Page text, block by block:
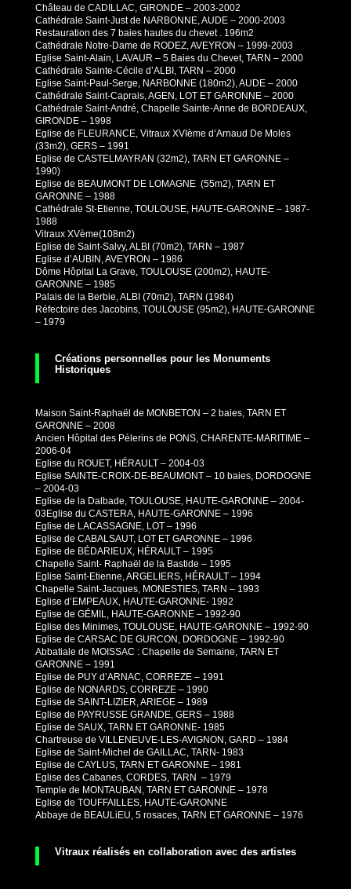
Château de CADILLAC, GIRONDE – 2003-2002
Cathédrale Saint-Just de NARBONNE, AUDE – 2000-2003
Restauration des 7 baies hautes du chevet . 196m2
Cathédrale Notre-Dame de RODEZ, AVEYRON – 1999-2003
Eglise Saint-Alain, LAVAUR – 5 Baies du Chevet, TARN – 2000
Cathédrale Sainte-Cécile d’ALBI, TARN – 2000
Eglise Saint-Paul-Serge, NARBONNE (180m2), AUDE – 2000
Cathédrale Saint-Caprais, AGEN, LOT ET GARONNE – 2000
Cathédrale Saint-André, Chapelle Sainte-Anne de BORDEAUX,
GIRONDE – 1998
Eglise de FLEURANCE, Vitraux XVIème d’Arnaud De Moles
(33m2), GERS – 1991
Eglise de CASTELMAYRAN (32m2), TARN ET GARONNE –
1990)
Eglise de BEAUMONT DE LOMAGNE (55m2), TARN ET
GARONNE – 1988
Cathédrale St-Etienne, TOULOUSE, HAUTE-GARONNE – 1987-
1988
Vitraux XVème(108m2)
Eglise de Saint-Salvy, ALBI (70m2), TARN – 1987
Eglise d’AUBIN, AVEYRON – 1986
Dôme Hôpital La Grave, TOULOUSE (200m2), HAUTE-
GARONNE – 1985
Palais de la Berbie, ALBI (70m2), TARN (1984)
Réfectoire des Jacobins, TOULOUSE (95m2), HAUTE-GARONNE
– 1979
Créations personnelles pour les Monuments
Historiques
Maison Saint-Raphaël de MONBETON – 2 baies, TARN ET
GARONNE – 2008
Ancien Hôpital des Pélerins de PONS, CHARENTE-MARITIME –
2006-04
Eglise du ROUET, HÉRAULT – 2004-03
Eglise SAINTE-CROIX-DE-BEAUMONT – 10 baies, DORDOGNE
– 2004-03
Eglise de la Dalbade, TOULOUSE, HAUTE-GARONNE – 2004-
03Eglise du CASTERA, HAUTE-GARONNE – 1996
Eglise de LACASSAGNE, LOT – 1996
Eglise de CABALSAUT, LOT ET GARONNE – 1996
Eglise de BÉDARIEUX, HÉRAULT – 1995
Chapelle Saint- Raphaël de la Bastide – 1995
Eglise Saint-Etienne, ARGELIERS, HÉRAULT – 1994
Chapelle Saint-Jacques, MONESTIES, TARN – 1993
Eglise d’EMPEAUX, HAUTE-GARONNE- 1992
Eglise de GÉMIL, HAUTE-GARONNE – 1992-90
Eglise des Minimes, TOULOUSE, HAUTE-GARONNE – 1992-90
Eglise de CARSAC DE GURCON, DORDOGNE – 1992-90
Abbatiale de MOISSAC : Chapelle de Semaine, TARN ET
GARONNE – 1991
Eglise de PUY d’ARNAC, CORREZE – 1991
Eglise de NONARDS, CORREZE – 1990
Eglise de SAINT-LIZIER, ARIEGE – 1989
Eglise de PAYRUSSE GRANDE, GERS – 1988
Eglise de SAUX, TARN ET GARONNE- 1985
Chartreuse de VILLENEUVE-LES-AVIGNON, GARD – 1984
Eglise de Saint-Michel de GAILLAC, TARN- 1983
Eglise de CAYLUS, TARN ET GARONNE – 1981
Eglise des Cabanes, CORDES, TARN – 1979
Temple de MONTAUBAN, TARN ET GARONNE – 1978
Eglise de TOUFFAILLES, HAUTE-GARONNE
Abbaye de BEAULiEU, 5 rosaces, TARN ET GARONNE – 1976
Vitraux réalisés en collaboration avec des artistes